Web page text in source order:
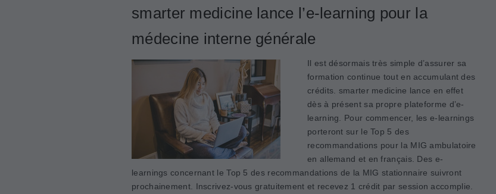
smarter medicine lance l’e-learning pour la
médecine interne générale
Il est désormais très simple d’assurer sa
formation continue tout en accumulant des
crédits. smarter medicine lance en effet
dès à présent sa propre plateforme d’e-
learning. Pour commencer, les e-learnings
porteront sur le Top 5 des
recommandations pour la MIG ambulatoire
en allemand et en français. Des e-
learnings concernant le Top 5 des recommandations de la MIG stationnaire suivront
prochainement. Inscrivez-vous gratuitement et recevez 1 crédit par session accomplie.